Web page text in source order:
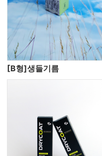
[B형]생들기름